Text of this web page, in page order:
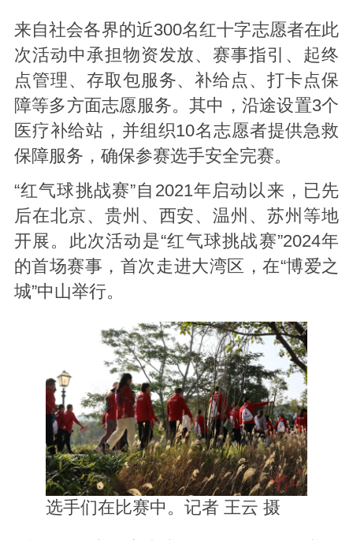
来自社会各界的近300名红十字志愿者在此
次活动中承担物资发放、赛事指引、起终
点管理、存取包服务、补给点、打卡点保
障等多方面志愿服务。其中，沿途设置3个
医疗补给站，并组织10名志愿者提供急救
保障服务，确保参赛选手安全完赛。
“红气球挑战赛”自2021年启动以来，已先
后在北京、贵州、西安、温州、苏州等地
开展。此次活动是“红气球挑战赛”2024年
的首场赛事，首次走进大湾区，在“博爱之
城”中山举行。
选手们在比赛中。记者 王云 摄